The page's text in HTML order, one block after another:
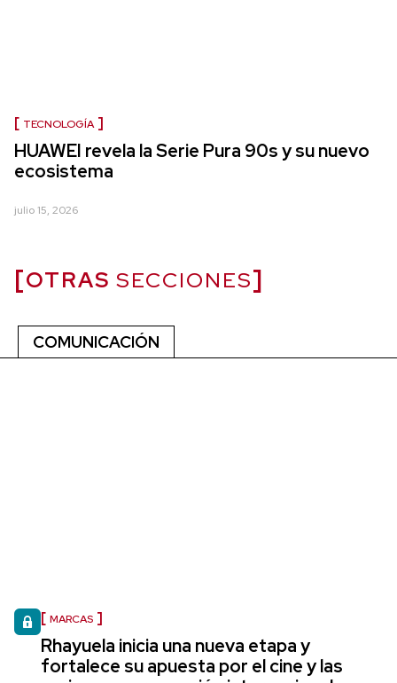
TECNOLOGÍA
HUAWEI revela la Serie Pura 90s y su nuevo
ecosistema
julio 15, 2026
OTRAS SECCIONES
COMUNICACIÓN
MARCAS
Rhayuela inicia una nueva etapa y
fortalece su apuesta por el cine y las